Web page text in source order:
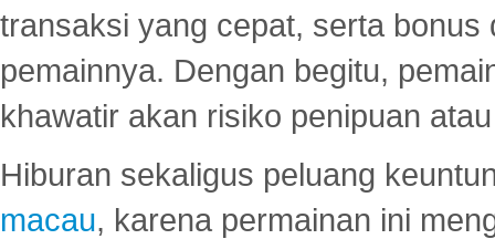
transaksi yang cepat, serta
pemainnya. Dengan begitu,
khawatir akan risiko penipuan
Hiburan sekaligus peluang
macau, karena permainan ini